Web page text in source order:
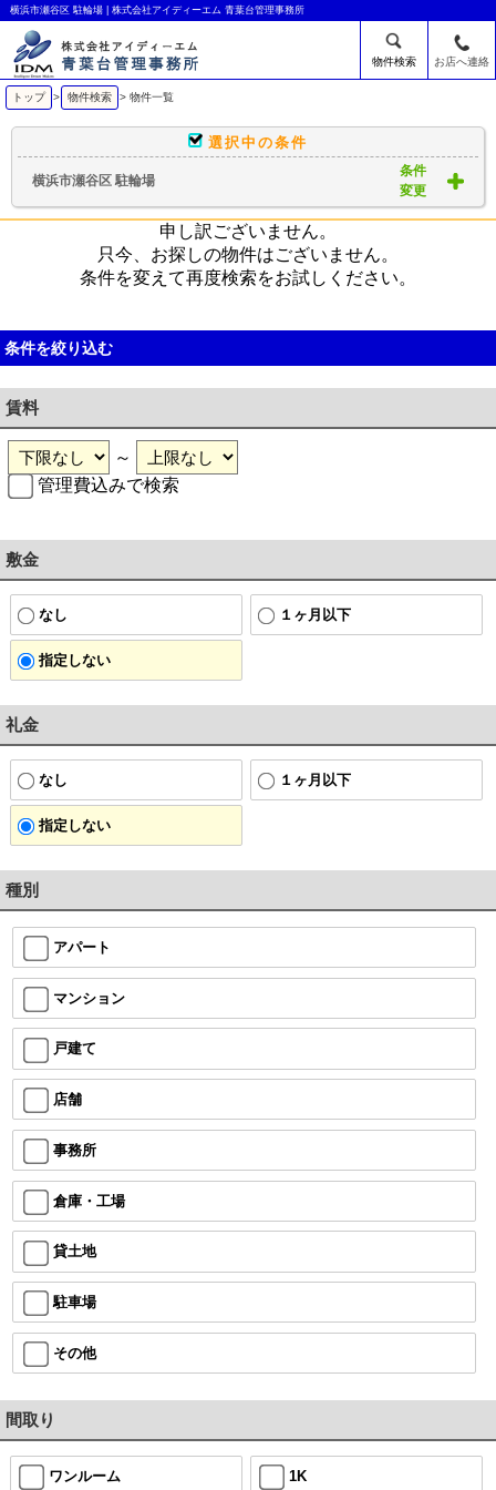
横浜市瀬谷区 駐輪場 | 株式会社アイディーエム 青葉台管理事務所
物件検索 お店へ連絡
トップ > 物件検索 > 物件一覧
選択中の条件
横浜市瀬谷区 駐輪場
条件
変更
申し訳ございません。
只今、お探しの物件はございません。
条件を変えて再度検索をお試しください。
条件を絞り込む
賃料
～
管理費込みで検索
敷金
なし １ヶ月以下
指定しない
礼金
なし １ヶ月以下
指定しない
種別
アパート
マンション
戸建て
店舗
事務所
倉庫・工場
貸土地
駐車場
その他
間取り
ワンルーム 1K